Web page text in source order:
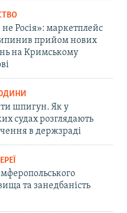
Росія»: маркетплейс
прийом нових
на Кримському
ти шпигун. Як у
судах розглядають
в держзраді
та занедбаність